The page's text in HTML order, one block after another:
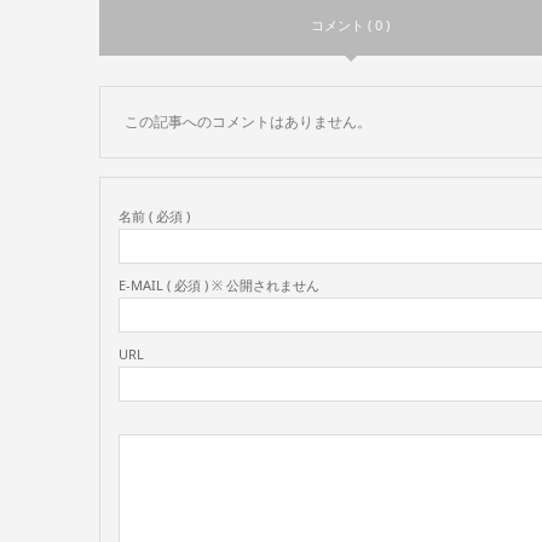
コメント ( 0 )
この記事へのコメントはありません。
名前 ( 必須 )
E-MAIL ( 必須 ) ※ 公開されません
URL